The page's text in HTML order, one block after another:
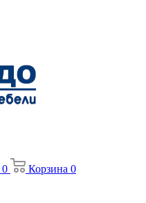
0 Корзина 0